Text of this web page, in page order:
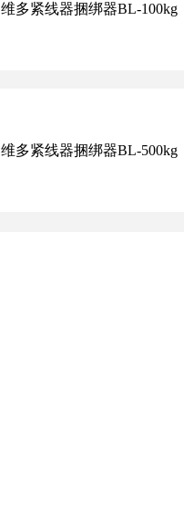
维多紧线器捆绑器BL-100kg
维多紧线器捆绑器BL-500kg